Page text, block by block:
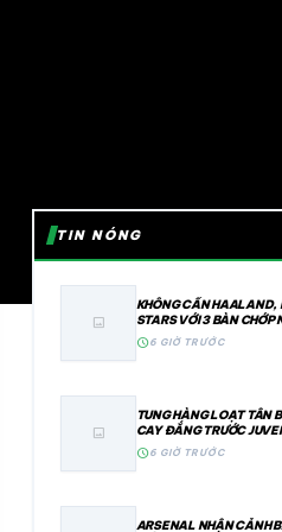
TIN NÓNG
image
KHÔNG CẦN
STARS VỚI 3 BÀN CHỚP
schedule6 GIỜ TRƯỚC
image
TUNG HÀNG LOẠT TÂN
CAY ĐẮNG TRƯỚC
schedule6 GIỜ TRƯỚC
ARSENAL NHẬN CẢNH